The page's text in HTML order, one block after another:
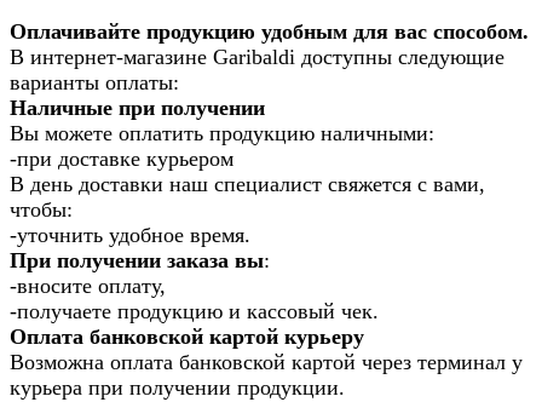
Оплачивайте продукцию удобным для вас способом.
В интернет-магазине Garibaldi доступны следующие
варианты оплаты:
Наличные при получении
Вы можете оплатить продукцию наличными:
-при доставке курьером
В день доставки наш специалист свяжется с вами,
чтобы:
-уточнить удобное время.
При получении заказа вы:
-вносите оплату,
-получаете продукцию и кассовый чек.
Оплата банковской картой курьеру
Возможна оплата банковской картой через терминал у
курьера при получении продукции.